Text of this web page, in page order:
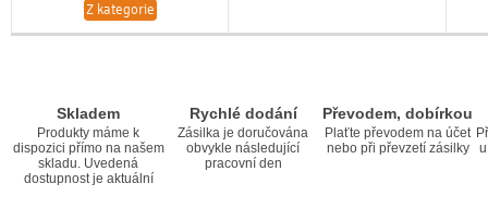
Z kategorie
Skladem
Produkty máme k
dispozici přímo na našem
skladu. Uvedená
dostupnost je aktuální
Rychlé dodání
Zásilka je doručována
obvykle následující
pracovní den
Převodem, dobírkou
Plaťte převodem na účet
nebo při převzetí zásilky